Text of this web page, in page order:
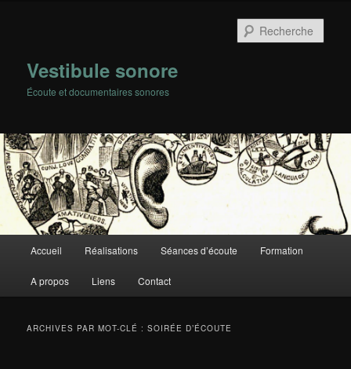
Vestibule sonore
Écoute et documentaires sonores
principal
Aller
au
Aller
au
Accueil Réalisations Séances d’écoute Formation
A propos Liens Contact
ARCHIVES PAR MOT-CLÉ :SOIRÉE D’ÉCOUTE